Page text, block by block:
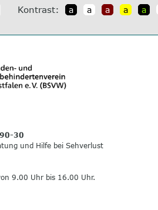
Kontrast: a a a a a
30
und Hilfe bei Sehverlust
9.00 Uhr bis 16.00 Uhr.